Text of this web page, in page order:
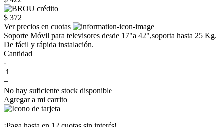
$ 372
Ver precios en cuotas
Soporte Móvil para televisores desde 17"a 42",soporta hasta 25 Kg.
De fácil y rápida instalación.
Cantidad
-
+
No hay suficiente stock disponible
Agregar a mi carrito
¡Paga hasta en 12 cuotas sin interés!